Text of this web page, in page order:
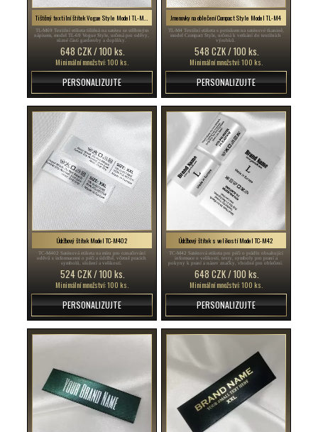
TL-M69 Textilní etiketa tištěná na saténu se stříbrným
nápisem, model TL-69 Vogue Style, určená pro oděvy,
různé části garderoby a doplňky.
648 CZK / 100 ks.
Minimální množství: 100 ks.
PERSONALIZUJTE
Jmenovky na oblečení Compact Style Model TL-M4
TL-M4 Textilní etiketa s potiskem na saténové tkanině,
model Compact Style, určená k vetkání do textilních
výrobků.
548 CZK / 100 ks.
Minimální množství: 100 ks.
PERSONALIZUJTE
Údržbový štítek Model TC-M402
TC-M402 Saténová etiketa na míru pro označování
oděvů s informacemi o péči a údržbě, včetně pracích
symbolů, složení a velikostí.
524 CZK / 100 ks.
Minimální množství: 100 ks.
PERSONALIZUJTE
Údržbový štítek s velikostí Model TC-M42
TC-M42 Saténová etiketa pro péči o prádlo obsahující
informace o velikosti, texty, symboly pro praní a
pokyny k praní a název značky, vhodné pro oblečení.
648 CZK / 100 ks.
Minimální množství: 100 ks.
PERSONALIZUJTE